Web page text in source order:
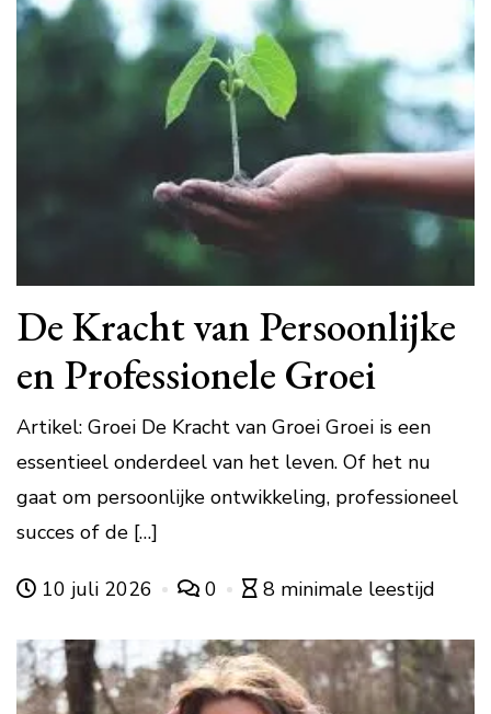
De Kracht van Persoonlijke
en Professionele Groei
Artikel: Groei De Kracht van Groei Groei is een
essentieel onderdeel van het leven. Of het nu
gaat om persoonlijke ontwikkeling, professioneel
succes of de […]
10 juli 2026 0 8 minimale leestijd